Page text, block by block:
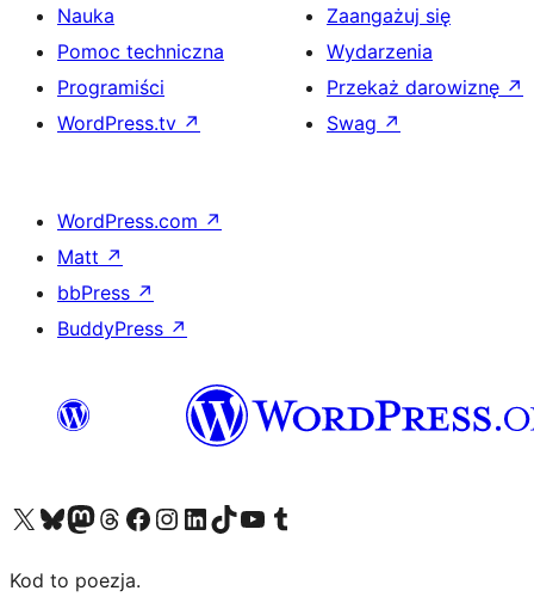
Nauka
Pomoc techniczna
Programiści
WordPress.tv ↗
Zaangażuj się
Wydarzenia
Przekaż darowiznę ↗
Swag ↗
WordPress.com ↗
Matt ↗
bbPress ↗
BuddyPress ↗
Odwiedź nasze konto X (dawniej Twitter)
Odwiedź nasze konto Bluesky
Odwiedź nasze konto na Mastodoncie
Odwiedź naszego Threadsa
Odwiedź naszego Facebooka
Odwiedź nasze konto na Instagramie
Odwiedź nasze konto na LinkedIn
Odwiedź naszego TikToka
Odwiedź nasz kanał YouTube
Odwiedź naszego Tumblra
Kod to poezja.